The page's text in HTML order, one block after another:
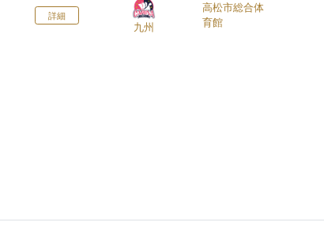
詳細
九州
高松市総合体
育館